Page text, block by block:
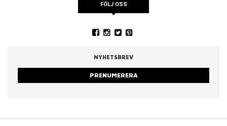
FÖLJ OSS
NYHETSBREV
PRENUMERERA